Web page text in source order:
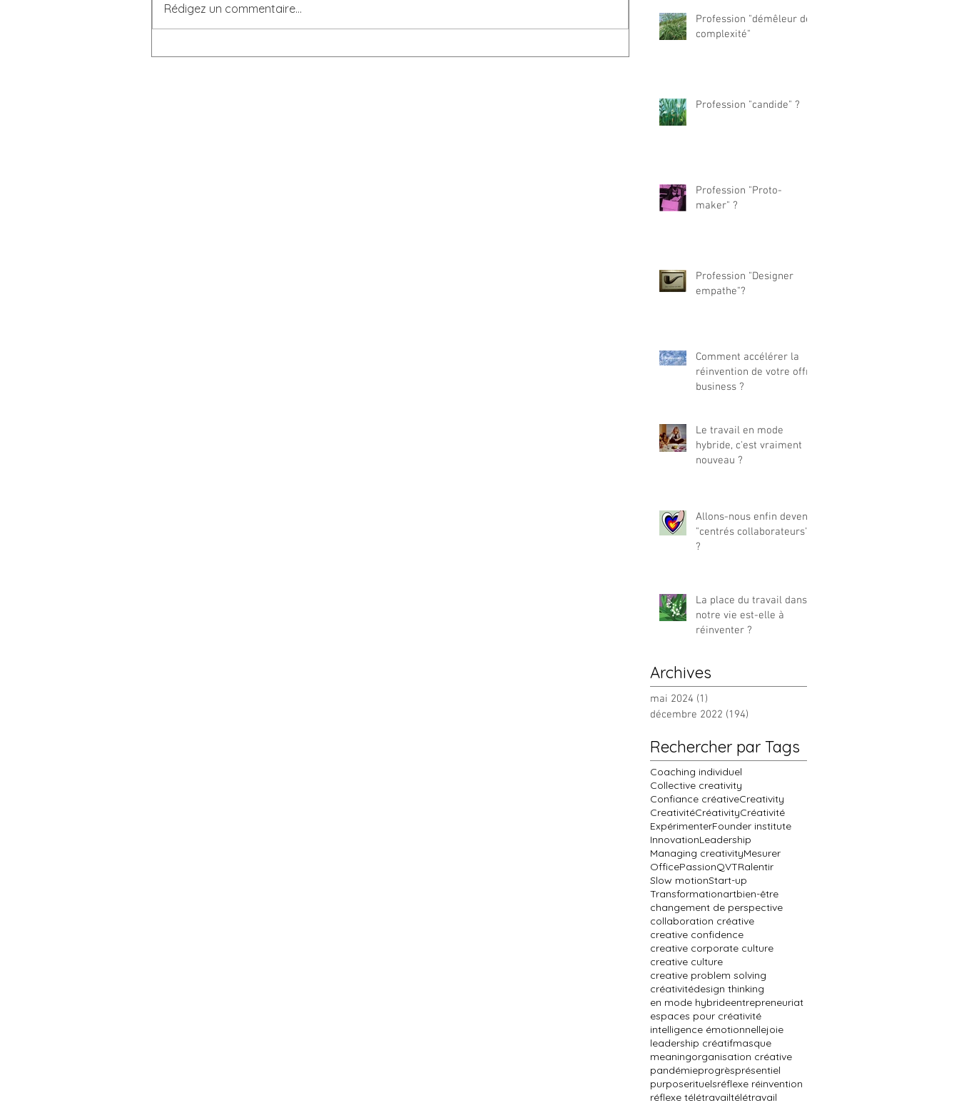
Rédigez un commentaire...
Profession "démêleur de
complexité"
Profession "candide" ?
Profession "Proto-
maker" ?
Profession "Designer
empathe"?
Comment accélérer la
réinvention de votre offre
business ?
Le travail en mode
hybride, c'est vraiment
nouveau ?
Allons-nous enfin devenir
"centrés collaborateurs"
?
La place du travail dans
notre vie est-elle à
réinventer ?
Archives
mai 2024 (1)
décembre 2022 (194)
Rechercher par Tags
Coaching individuel
Collective creativity
Confiance créativeCreativity
CreativitéCréativityCréativité
ExpérimenterFounder institute
InnovationLeadership
Managing creativityMesurer
OfficePassionQVTRalentir
Slow motionStart-up
Transformationartbien-être
changement de perspective
collaboration créative
creative confidence
creative corporate culture
creative culture
creative problem solving
créativitédesign thinking
en mode hybrideentrepreneuriat
espaces pour créativité
intelligence émotionnellejoie
leadership créatifmasque
meaningorganisation créative
pandémieprogrèsprésentiel
purposerituelsréflexe réinvention
réflexe télétravailtélétravail